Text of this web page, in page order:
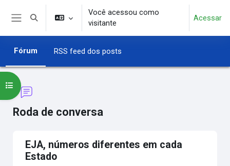
Ir para o conteúdo principal
Alternar entrada de pesquisa
Você acessou como
visitante
Acessar
Fórum RSS feed dos posts
Roda de conversa
Abrir índice do curso
EJA, números diferentes em cada
Estado